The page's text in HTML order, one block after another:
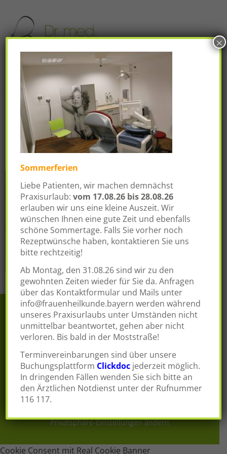
content
Dr.
Facharzt für
ambulante und operative
Leistungen
© 2026 |Dr. med. Michael Taeuber|
Datenschutzerklärung
Privatsphäre-Einstellungen ändern
Sommerferien
Liebe Patienten, wir machen demnächst
Praxisurlaub: vom 17.08.26 bis 28.08.26
erlauben wir uns eine kleine Auszeit. Wir
wünschen Ihnen eine gute Zeit und ebenfalls
schöne Sommertage. Falls Sie vorher noch
Rezeptwünsche haben, kontaktieren Sie uns
bitte rechtzeitig!
Ab Montag, den 31.08.26 sind wir zu den
gewohnten Zeiten wieder für Sie da. Anfragen
über das Kontaktformular und Mails unter
info@frauenheilkunde.bayern werden während
unseres Praxisurlaubs unter Umständen nicht
unmittelbar beantwortet, gehen aber nicht
verloren. Bis bald in der Moststraße!
Terminvereinbarungen sind über unsere
Buchungsplattform Clickdoc jederzeit möglich.
In dringenden Fällen wenden Sie sich bitte an
den Ärztlichen Notdienst unter der Rufnummer
116 117.
×
Cookie Consent mit Real Cookie Banner